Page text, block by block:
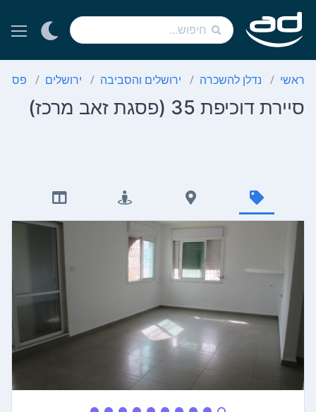
ראשי נדלן להשכרה ירושלים והסביבה ירושלים
סיירת דוכיפת 35 (פסגת זאב מרכז)